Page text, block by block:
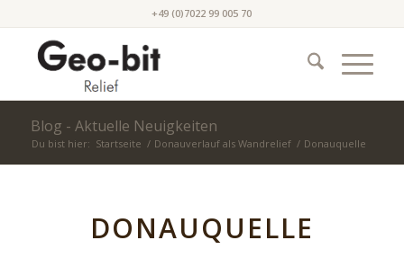
+49 (0)7022 99 005 70
Blog - Aktuelle Neuigkeiten
Du bist hier: Startseite / Donauverlauf als Wandrelief / Donauquelle
DONAUQUELLE